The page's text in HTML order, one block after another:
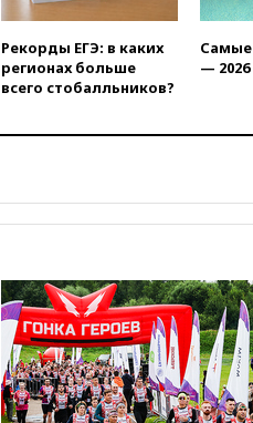
19:20
Число
превысило
19:15
работу
добровольцам
без
18:35В
аэропорту
введены
18:21Зюганов
к критике
Рекорды ЕГЭ: в каких
регионах больше
всего стобалльников?
— 2026